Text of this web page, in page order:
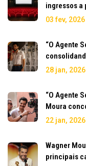
ingressos a
03 fev, 2026
“O Agente
28 jan, 2026
“O Agente
Moura
22 jan, 2026
Wagner
principais